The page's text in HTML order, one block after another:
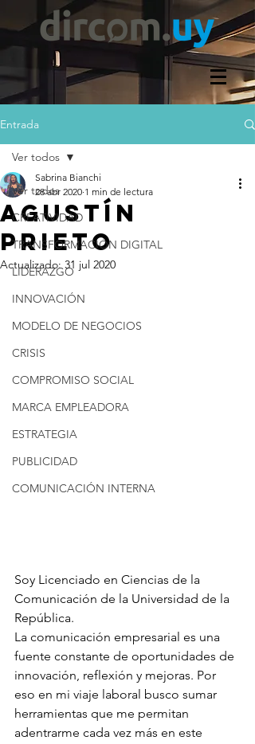
Entrada
Ver todos
CREATIVIDAD
TRANSFORMACIÓN DIGITAL
LIDERAZGO
INNOVACIÓN
MODELO DE NEGOCIOS
CRISIS
COMPROMISO SOCIAL
MARCA EMPLEADORA
ESTRATEGIA
PUBLICIDAD
COMUNICACIÓN INTERNA
Ver todos
AGUSTÍN
PRIETO
Sabrina Bianchi
28 abr 2020 1 min de lectura
Actualizado:31 jul 2020
Soy Licenciado en Ciencias de la
Comunicación de la Universidad de la
República.
La comunicación empresarial es una
fuente constante de oportunidades de
innovación, reflexión y mejoras. Por
eso en mi viaje laboral busco sumar
herramientas que me permitan
adentrarme cada vez más en este